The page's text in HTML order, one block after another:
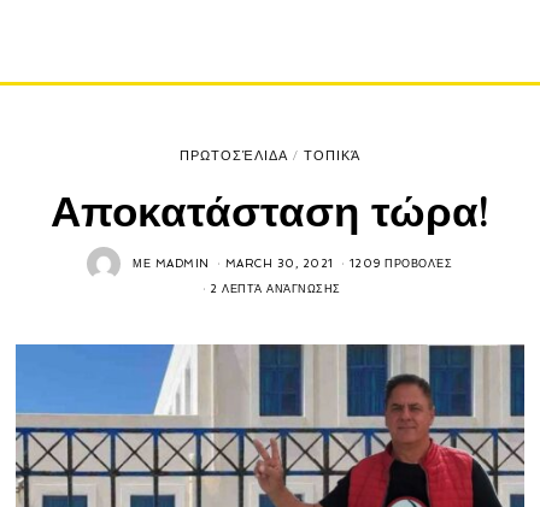
ΠΡΩΤΟΣΈΛΙΔΑ / ΤΟΠΙΚΆ
Αποκατάσταση τώρα!
ΜΕ MADMIN MARCH 30, 2021 1209 ΠΡΟΒΟΛΈΣ
2 ΛΕΠΤΆ ΑΝΆΓΝΩΣΗΣ